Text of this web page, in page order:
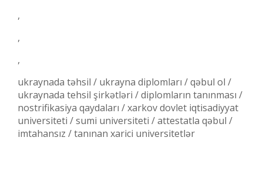
,
,
,
ukraynada təhsil / ukrayna diplomları / qəbul ol /
ukraynada tehsil şirkətləri / diplomların tanınması /
nostrifikasiya qaydaları / xarkov dovlet iqtisadiyyat
universiteti / sumi universiteti / attestatla qəbul /
imtahansız / tanınan xarici universitetlər